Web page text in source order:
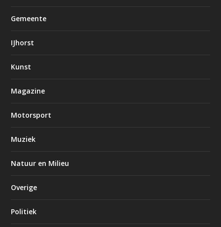
Gemeente
IJhorst
Kunst
Magazine
Motorsport
Muziek
Natuur en Milieu
Overige
Politiek